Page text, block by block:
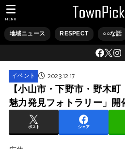
地域ニュース RESPECT ○○な話
MENU
イベント 2023.12.17
【小山市・下野市・野木
魅力発見フォトラリー」開
ポスト シェア